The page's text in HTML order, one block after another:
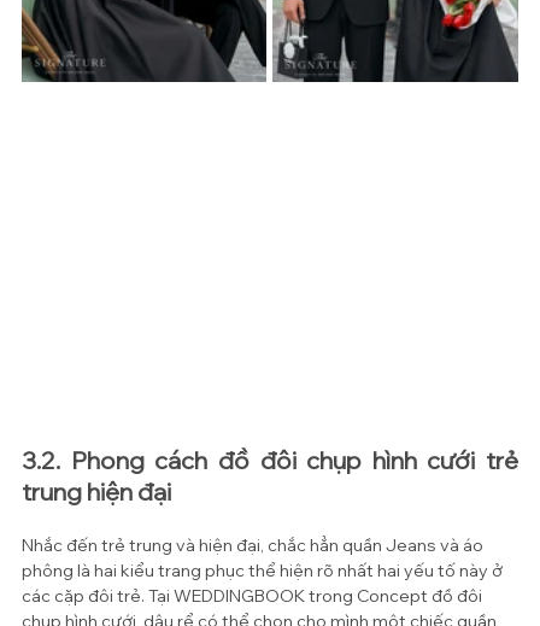
3.2. Phong cách đồ đôi chụp hình cưới trẻ
trung hiện đại
Nhắc đến trẻ trung và hiện đại, chắc hẳn quần Jeans và áo
phông là hai kiểu trang phục thể hiện rõ nhất hai yếu tố này ở
các cặp đôi trẻ. Tại WEDDINGBOOK trong Concept đồ đôi
chụp hình cưới, dâu rể có thể chọn cho mình một chiếc quần